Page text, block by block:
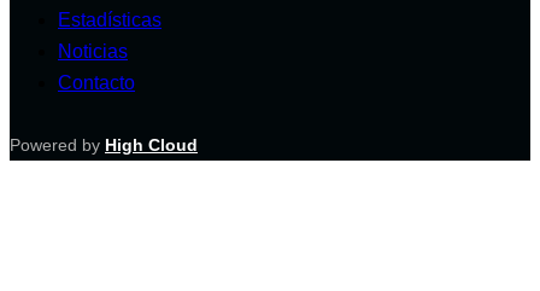
Estadísticas
Noticias
Contacto
Powered by High Cloud